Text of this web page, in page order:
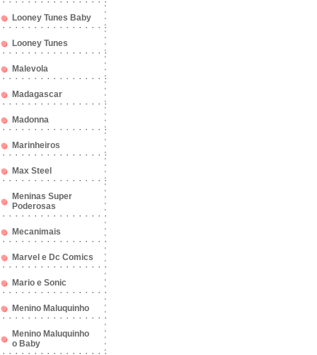
Looney Tunes Baby
Looney Tunes
Malevola
Madagascar
Madonna
Marinheiros
Max Steel
Meninas Super
Poderosas
Mecanimais
Marvel e Dc Comics
Mario e Sonic
Menino Maluquinho
Menino Maluquinho
o Baby